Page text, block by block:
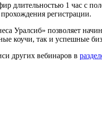
длительностью 1 час с
регистрации.
Уралсиб» позволяет
коучи, так и успешные
других вебинаров в